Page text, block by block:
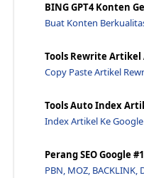
Bagaimana Cara Mencari
Apa Itu Cumulative Layout
Apa Yang Dimaksud
Cost Per Result Itu Apa?
Ctr Yang Bagus Fb Ads -
Cara Meningkatkan Ctr
BING GPT4 Konten
Buat Konten
Tools Rewrite Artikel
Copy Paste Artikel
Tools Auto Index
Index Artikel Ke
Perang SEO Google
PBN, MOZ, BACKLINK,